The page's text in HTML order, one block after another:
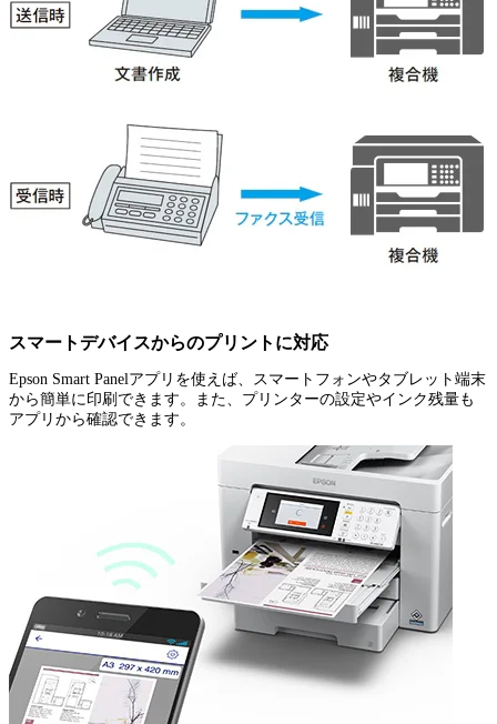
スマートデバイスからのプリントに対応
Epson Smart Panelアプリを使えば、スマートフォンやタブレット端末
から簡単に印刷できます。また、プリンターの設定やインク残量も
アプリから確認できます。